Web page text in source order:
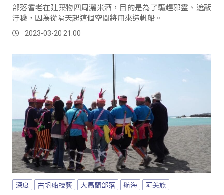
部落耆老在建築物四周灑米酒，目的是為了驅趕邪靈、遮蔽
汙穢，因為從隔天起這個空間將用來造帆船。
2023-03-20 21:00
深度 古帆船技藝 大馬蘭部落 航海 阿美族